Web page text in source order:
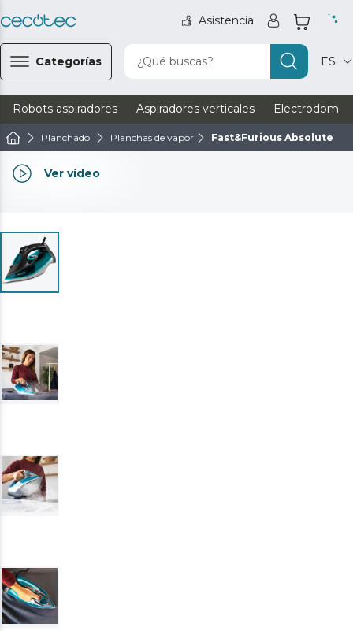
Asistencia
Categorías ¿Qué buscas? ES
Robots aspiradores Aspiradores verticales
Planchado Planchas de vapor Fast&Furious Absolute
Ver vídeo